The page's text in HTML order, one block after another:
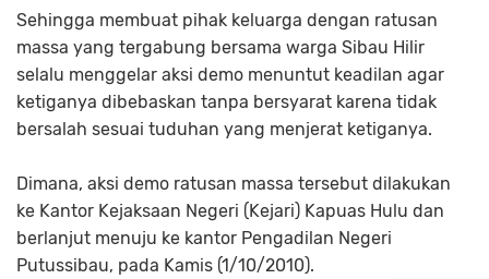
Sehingga membuat pihak keluarga dengan ratusan
massa yang tergabung bersama warga Sibau Hilir
selalu menggelar aksi demo menuntut keadilan agar
ketiganya dibebaskan tanpa bersyarat karena tidak
bersalah sesuai tuduhan yang menjerat ketiganya.
Dimana, aksi demo ratusan massa tersebut dilakukan
ke Kantor Kejaksaan Negeri (Kejari) Kapuas Hulu dan
berlanjut menuju ke kantor Pengadilan Negeri
Putussibau, pada Kamis (1/10/2010).